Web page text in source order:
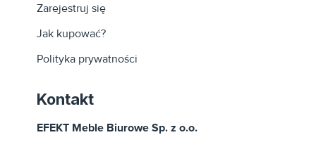
Zarejestruj się
Jak kupować?
Polityka prywatności
Kontakt
EFEKT Meble Biurowe Sp. z o.o.